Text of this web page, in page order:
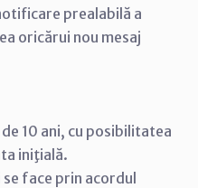
prealabilă a
oricărui nou mesaj
10 ani, cu posibilitatea
iniţială.
face prin acordul